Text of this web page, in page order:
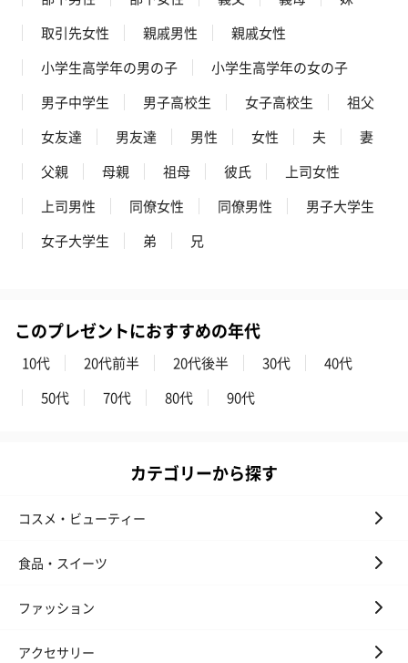
取引先女性
親戚男性
親戚女性
小学生高学年の男の子
小学生高学年の女の子
男子中学生
男子高校生 女子高校生
祖父
女友達
男友達 男性 女性 夫
妻
父親
母親 祖母 彼氏
上司女性
上司男性
同僚女性 同僚男性
男子大学生
女子大学生
弟 兄
このプレゼントにおすすめの年代
10代 20代前半 20代後半 30代
40代
50代
70代 80代 90代
カテゴリーから探す
コスメ・ビューティー
食品・スイーツ
ファッション
アクセサリー